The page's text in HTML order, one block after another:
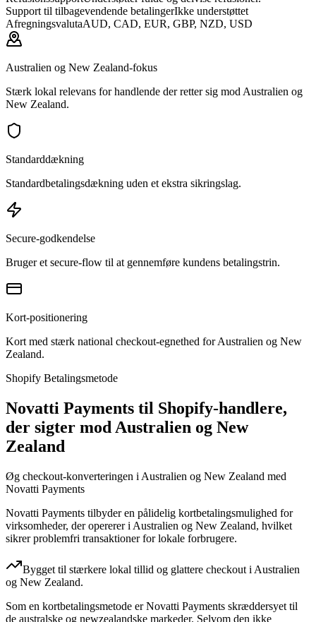
Support til tilbagevendende betalingerIkke understøttet
AfregningsvalutaAUD, CAD, EUR, GBP, NZD, USD
Australien og New Zealand-fokus
Stærk lokal relevans for handlende der retter sig mod Australien og
New Zealand.
Standarddækning
Standardbetalingsdækning uden et ekstra sikringslag.
Secure-godkendelse
Bruger et secure-flow til at gennemføre kundens betalingstrin.
Kort-positionering
Kort med stærk national checkout-egnethed for Australien og New
Zealand.
Shopify Betalingsmetode
Novatti Payments til Shopify-handlere,
der sigter mod Australien og New
Zealand
Øg checkout-konverteringen i Australien og New Zealand med
Novatti Payments
Novatti Payments tilbyder en pålidelig kortbetalingsmulighed for
virksomheder, der opererer i Australien og New Zealand, hvilket
sikrer problemfri transaktioner for lokale forbrugere.
Bygget til stærkere lokal tillid og glattere checkout i Australien
og New Zealand.
Som en kortbetalingsmetode er Novatti Payments skræddersyet til
de australske og newzealandske markeder. Selvom den ikke